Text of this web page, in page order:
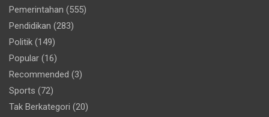
Pemerintahan (555)
Pendidikan (283)
Politik (149)
Popular (16)
Recommended (3)
Sports (72)
Tak Berkategori (20)